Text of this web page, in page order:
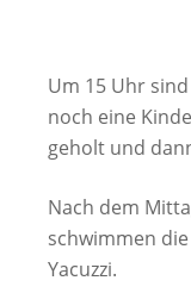
Um 15 Uhr
noch eine
geholt und
Nach dem
schwimmen
Yacuzzi.